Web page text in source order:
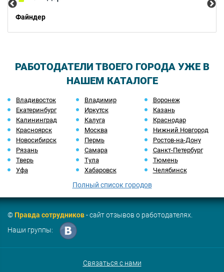
Файндер
РАБОТОДАТЕЛИ ТВОЕГО ГОРОДА УЖЕ В
НАШЕМ КАТАЛОГЕ
Владивосток Владимир
Воронеж
Екатеринбург
Иркутск
Казань
Калининград
Калуга
Краснодар
Красноярск
Москва
Нижний Новгород
Новосибирск
Пермь
Ростов-на-Дону
Рязань
Самара
Санкт-Петербург
Тверь
Тула
Тюмень
Уфа
Хабаровск Челябинск
Полный список городов
©Правда сотрудников- сайт отзывов о работодателях.
Наши группы:
Связаться с нами